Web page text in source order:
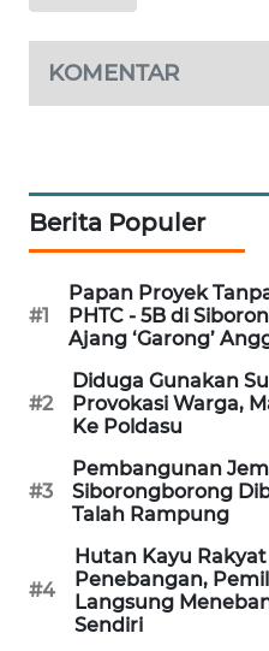
KOMENTAR
Berita Populer
#1
Papan Proyek
PHTC - 5B di
Ajang ‘Garong’
#2
Diduga Gunakan
Provokasi Warga,
Ke Poldasu
#3
Pembangunan
Siborongborong
Talah Rampung
#4
Hutan Kayu
Penebangan,
Langsung
Sendiri
TAMBANG
NEWS
NEWS
NEWS
SIBARAGAS
NEWS
METRO
SIANTAR
NEWS
METRO
MEDAN
NEWS